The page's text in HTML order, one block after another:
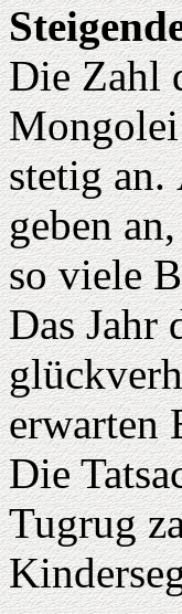
Die Zahl
Mongolei
stetig an.
geben
so viele
Das Jahr
erwarten
Die
Tugrug